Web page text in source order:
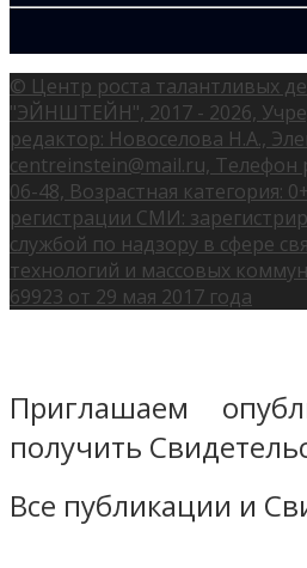
© Центр роста талантливых
"ЭЙНШТЕЙН", 2017 - 2026,
редактор: Новоселова Н.А.,
centreinstein@mail.ru, Телефон
06-48, Возрастная категория:
регистрации СМИ:
службой по надзору в сфере
технологий и массовых
69923 от 29 мая 2017 года
Приглашаем
получить
Все публикации и